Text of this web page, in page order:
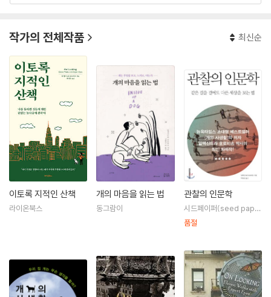
작가의 전체작품 최신순
이토록 지적인 산책
라이온북스
개의 마음을 읽는 법
동그람이
관찰의 인문학
시드페이퍼(seed pape
r)
품절